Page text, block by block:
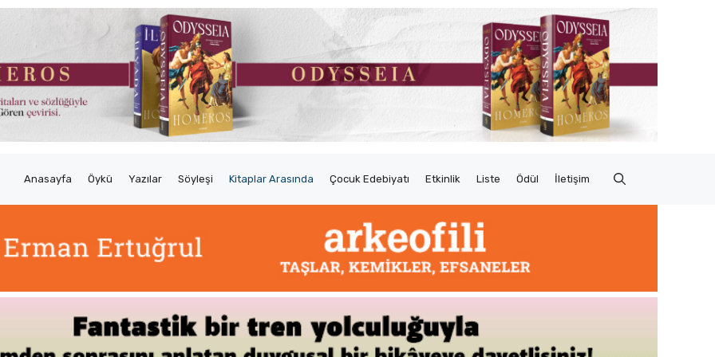
Anasayfa Öykü Yazılar Söyleşi Kitaplar Arasında Çocuk Edebiyatı Etkinlik Liste Ödül İletişim